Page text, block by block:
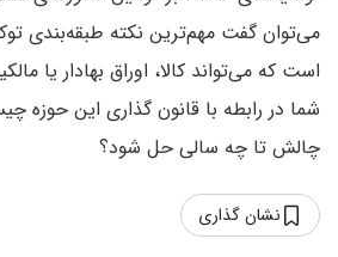
می‌توان گفت مهم‌ترین نکته طبقه‌بندی
است که می‌تواند کالا، اوراق بهادار یا
شما در رابطه با قانون گذاری این حوزه
چالش تا چه سالی حل شود؟
نشان گذاری